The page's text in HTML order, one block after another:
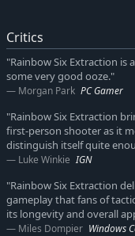
Critics
"Rainbow Six Extraction is
some very good ooze."
Morgan Park PC Gamer
"Rainbow Six Extraction
first-person shooter as it
distinguish itself quite
Luke Winkie IGN
"Rainbow Six Extraction
gameplay that fans of
its longevity and overall
Miles Dompier Windows